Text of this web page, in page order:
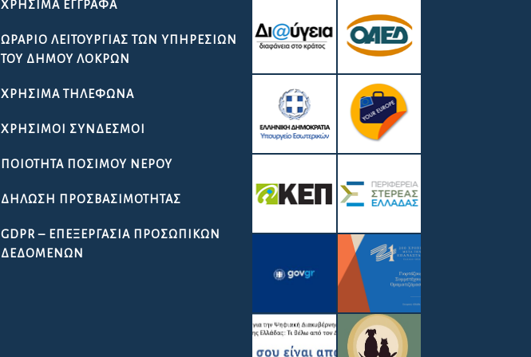
ΧΡΉΣΙΜΑ ΈΓΓΡΑΦΑ
ΩΡΆΡΙΟ ΛΕΙΤΟΥΡΓΊΑΣ ΤΩΝ ΥΠΗΡΕΣΙΏΝ
ΤΟΥ ΔΉΜΟΥ ΛΟΚΡΏΝ
ΧΡΉΣΙΜΑ ΤΗΛΈΦΩΝΑ
ΧΡΉΣΙΜΟΙ ΣΎΝΔΕΣΜΟΙ
ΠΟΙΌΤΗΤΑ ΠΌΣΙΜΟΥ ΝΕΡΟΎ
ΔΉΛΩΣΗ ΠΡΟΣΒΑΣΙΜΌΤΗΤΑΣ
GDPR – ΕΠΕΞΕΡΓΑΣΙΑ ΠΡΟΣΩΠΙΚΩΝ
ΔΕΔΟΜΕΝΩΝ